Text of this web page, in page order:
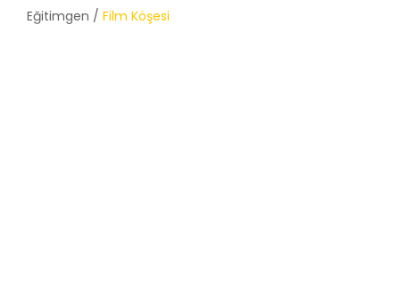
Eğitimgen / Film Köşesi